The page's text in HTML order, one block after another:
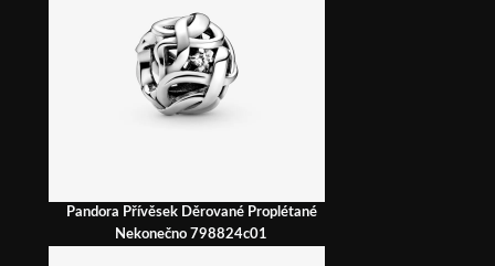
Pandora Přívěsek Děrované Proplétané
Nekonečno 798824c01